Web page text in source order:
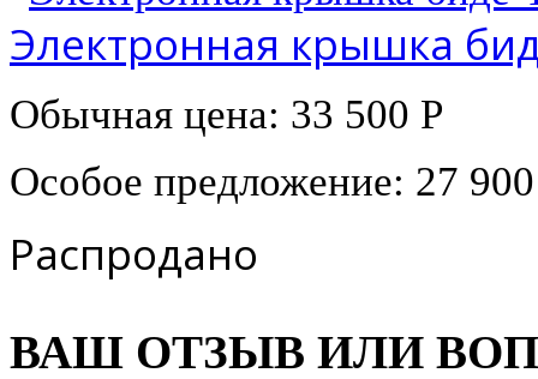
Электронная крышка
Обычная цена: 33 500 Р
Особое предложение: 27
Распродано
ВАШ ОТЗЫВ ИЛИ